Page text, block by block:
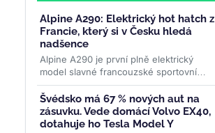
Alpine A290: Elektrický hot hatch z
Francie, který si v Česku hledá
nadšence
Alpine A290 je první plně elektrický
model slavné francouzské sportovní
značky. Od 975 000 Kč nabízí 378 km
dojezdu, 177 koní a jízdní...>>
Švédsko má 67 % nových aut na
zásuvku. Vede domácí Volvo EX40,
dotahuje ho Tesla Model Y